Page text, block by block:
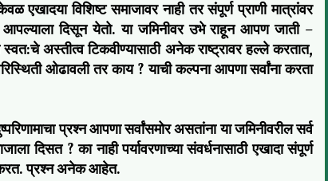
एखादया विशिष्ट समाजावर नाही तर संपूर्ण प्राणी मात्रांवर
आपल्याला दिसून येतो. या जमिनीवर उभे राहून आपण जाती –
अस्तीत्व टिकवीण्यासाठी अनेक राष्ट्रावर हल्ले करतात,
ओढावली तर काय ? याची कल्पना आपणा सर्वांना करता
प्रश्न आपणा सर्वांसमोर असतांना या जमिनीवरील सर्व
दिसत ? का नाही पर्यावरणाच्या संवर्धनासाठी एखादा संपूर्ण
प्रश्न अनेक आहेत.